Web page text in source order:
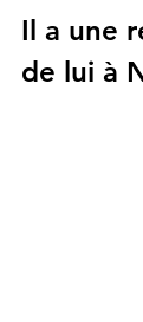
Il a une
de lui à